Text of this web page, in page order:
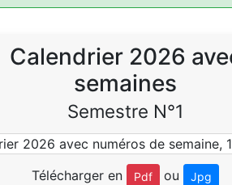
Calendrier 2026
semaines
Semestre N°1
Télécharger en Pdf ou Jpg